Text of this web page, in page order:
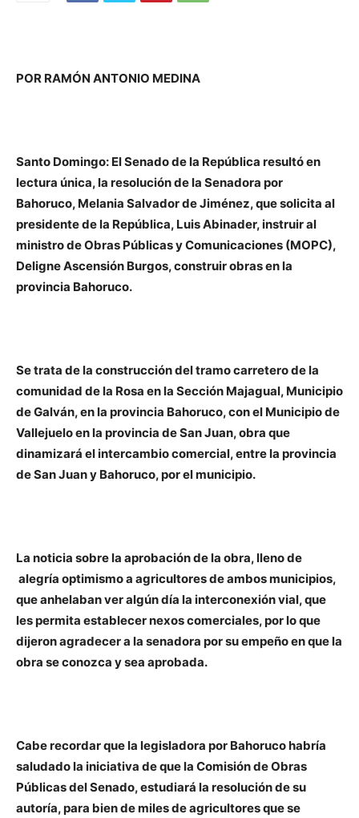
POR RAMÓN ANTONIO MEDINA
Santo Domingo: El Senado de la República resultó en
lectura única, la resolución de la Senadora por
Bahoruco, Melania Salvador de Jiménez, que solicita al
presidente de la República, Luis Abinader, instruir al
ministro de Obras Públicas y Comunicaciones (MOPC),
Deligne Ascensión Burgos, construir obras en la
provincia Bahoruco.
Se trata de la construcción del tramo carretero de la
comunidad de la Rosa en la Sección Majagual, Municipio
de Galván, en la provincia Bahoruco, con el Municipio de
Vallejuelo en la provincia de San Juan, obra que
dinamizará el intercambio comercial, entre la provincia
de San Juan y Bahoruco, por el municipio.
La noticia sobre la aprobación de la obra, lleno de
alegría optimismo a agricultores de ambos municipios,
que anhelaban ver algún día la interconexión vial, que
les permita establecer nexos comerciales, por lo que
dijeron agradecer a la senadora por su empeño en que la
obra se conozca y sea aprobada.
Cabe recordar que la legisladora por Bahoruco habría
saludado la iniciativa de que la Comisión de Obras
Públicas del Senado, estudiará la resolución de su
autoría, para bien de miles de agricultores que se